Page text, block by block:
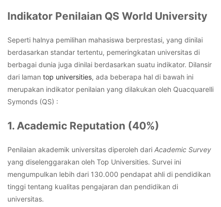
Indikator Penilaian QS World University
Seperti halnya pemilihan mahasiswa berprestasi, yang dinilai
berdasarkan standar tertentu, pemeringkatan universitas di
berbagai dunia juga dinilai berdasarkan suatu indikator. Dilansir
dari laman top universities, ada beberapa hal di bawah ini
merupakan indikator penilaian yang dilakukan oleh Quacquarelli
Symonds (QS) :
1. Academic Reputation (40%)
Penilaian akademik universitas diperoleh dari Academic Survey
yang diselenggarakan oleh Top Universities. Survei ini
mengumpulkan lebih dari 130.000 pendapat ahli di pendidikan
tinggi tentang kualitas pengajaran dan pendidikan di
universitas.